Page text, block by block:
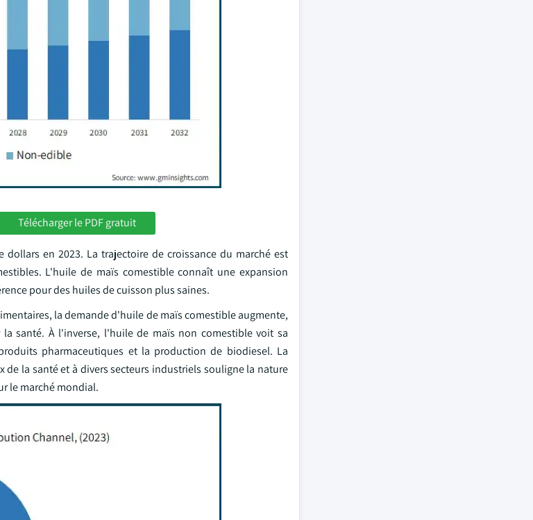
Télécharger le PDF gratuit
en 2023. La trajectoire de croissance du marché est
L'huile de maïs comestible connaît une expansion
pour des huiles de cuisson plus saines.
la demande d'huile de maïs comestible augmente,
santé. À l'inverse, l'huile de maïs non comestible voit sa
pharmaceutiques et la production de biodiesel. La
la santé et à divers secteurs industriels souligne la nature
le marché mondial.